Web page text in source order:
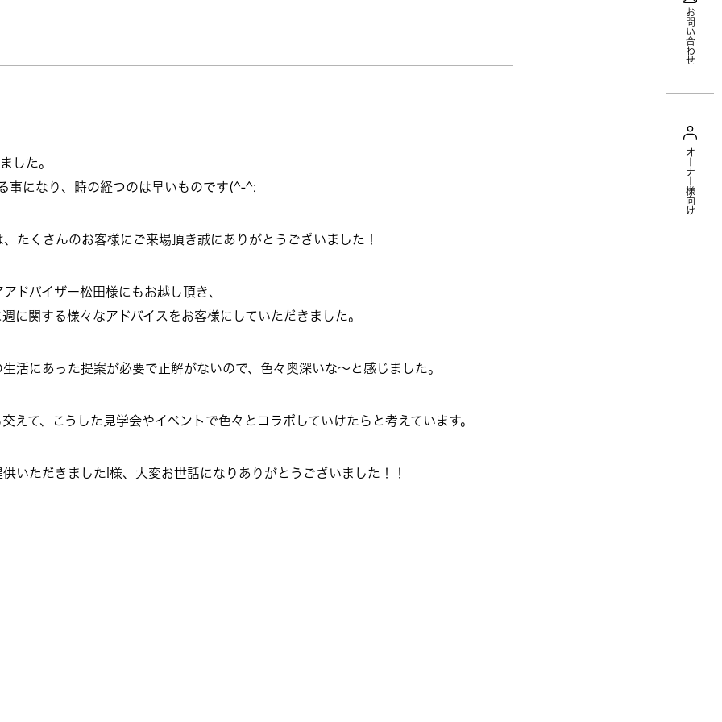
お問い合わせ
オーナー様向け
した。
になり、時の経つのは早いものです(^-^;
たくさんのお客様にご来場頂き誠にありがとうございました！
ドバイザー松田様にもお越し頂き、
に関する様々なアドバイスをお客様にしていただきました。
活にあった提案が必要で正解がないので、色々奥深いな～と感じました。
えて、こうした見学会やイベントで色々とコラボしていけたらと考えています。
いただきましたI様、大変お世話になりありがとうございました！！